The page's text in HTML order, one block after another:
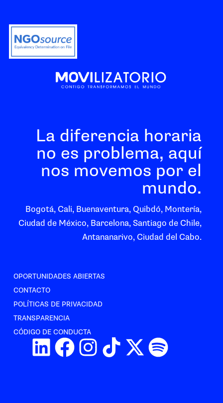
OPORTUNIDADES ABIERTAS
CONTACTO
POLÍTICAS DE PRIVACIDAD
TRANSPARENCIA
CÓDIGO DE CONDUCTA
La diferencia horaria
no es problema, aquí
nos movemos por el
mundo.
Bogotá, Cali, Buenaventura, Quibdó, Montería,
Ciudad de México, Barcelona, Santiago de Chile,
Antananarivo, Ciudad del Cabo.